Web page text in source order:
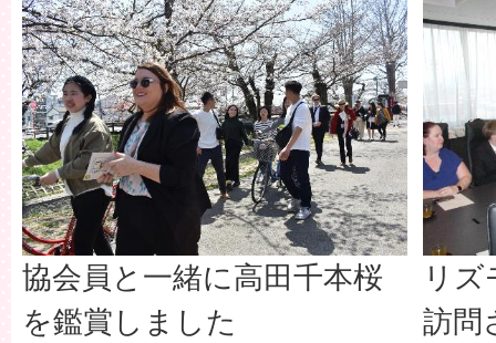
協会員と一緒に高田千本桜
を鑑賞しました
リ
訪問